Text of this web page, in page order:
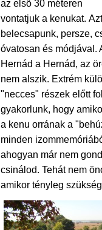
az első 30 méteren
vontatjuk a kenukat.
belecsapunk, persze,
óvatosan és módjával.
Hernád a Hernád, az
nem alszik. Extrém
"necces" részek előtt
gyakorlunk, hogy
a kenu orrának a
minden
ahogyan már nem
csinálod. Tehát nem
amikor tényleg